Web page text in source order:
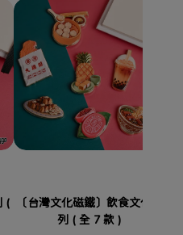
〔台灣文化磁鐵〕飲食文化系
列 ( 全 7 款 )